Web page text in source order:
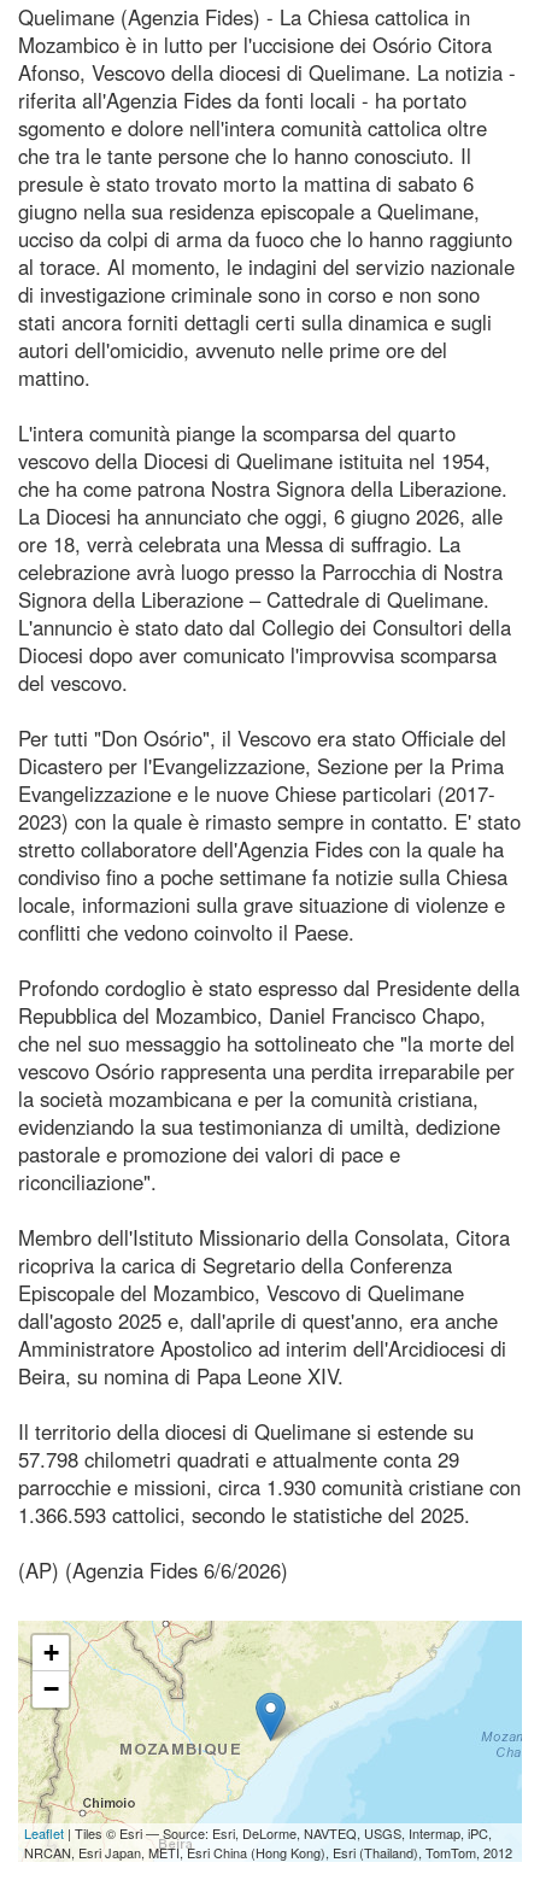
Quelimane (Agenzia Fides) - La Chiesa cattolica in
Mozambico è in lutto per l'uccisione dei Osório Citora
Afonso, Vescovo della diocesi di Quelimane. La notizia -
riferita all'Agenzia Fides da fonti locali - ha portato
sgomento e dolore nell'intera comunità cattolica oltre
che tra le tante persone che lo hanno conosciuto. Il
presule è stato trovato morto la mattina di sabato 6
giugno nella sua residenza episcopale a Quelimane,
ucciso da colpi di arma da fuoco che lo hanno raggiunto
al torace. Al momento, le indagini del servizio nazionale
di investigazione criminale sono in corso e non sono
stati ancora forniti dettagli certi sulla dinamica e sugli
autori dell'omicidio, avvenuto nelle prime ore del
mattino.
L'intera comunità piange la scomparsa del quarto
vescovo della Diocesi di Quelimane istituita nel 1954,
che ha come patrona Nostra Signora della Liberazione.
La Diocesi ha annunciato che oggi, 6 giugno 2026, alle
ore 18, verrà celebrata una Messa di suffragio. La
celebrazione avrà luogo presso la Parrocchia di Nostra
Signora della Liberazione – Cattedrale di Quelimane.
L'annuncio è stato dato dal Collegio dei Consultori della
Diocesi dopo aver comunicato l'improvvisa scomparsa
del vescovo.
Per tutti "Don Osório", il Vescovo era stato Officiale del
Dicastero per l'Evangelizzazione, Sezione per la Prima
Evangelizzazione e le nuove Chiese particolari (2017-
2023) con la quale è rimasto sempre in contatto. E' stato
stretto collaboratore dell'Agenzia Fides con la quale ha
condiviso fino a poche settimane fa notizie sulla Chiesa
locale, informazioni sulla grave situazione di violenze e
conflitti che vedono coinvolto il Paese.
Profondo cordoglio è stato espresso dal Presidente della
Repubblica del Mozambico, Daniel Francisco Chapo,
che nel suo messaggio ha sottolineato che "la morte del
vescovo Osório rappresenta una perdita irreparabile per
la società mozambicana e per la comunità cristiana,
evidenziando la sua testimonianza di umiltà, dedizione
pastorale e promozione dei valori di pace e
riconciliazione".
Membro dell'Istituto Missionario della Consolata, Citora
ricopriva la carica di Segretario della Conferenza
Episcopale del Mozambico, Vescovo di Quelimane
dall'agosto 2025 e, dall'aprile di quest'anno, era anche
Amministratore Apostolico ad interim dell'Arcidiocesi di
Beira, su nomina di Papa Leone XIV.
Il territorio della diocesi di Quelimane si estende su
57.798 chilometri quadrati e attualmente conta 29
parrocchie e missioni, circa 1.930 comunità cristiane con
1.366.593 cattolici, secondo le statistiche del 2025.
(AP) (Agenzia Fides 6/6/2026)
+
−
Leaflet | Tiles © Esri — Source: Esri, DeLorme, NAVTEQ, USGS, Intermap, iPC,
NRCAN, Esri Japan, METI, Esri China (Hong Kong), Esri (Thailand), TomTom, 2012